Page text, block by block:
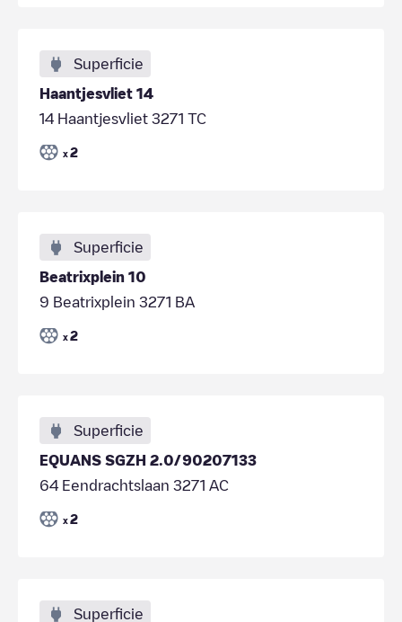
Superficie
Haantjesvliet 14
14 Haantjesvliet 3271 TC
x 2
Superficie
Beatrixplein 10
9 Beatrixplein 3271 BA
x 2
Superficie
EQUANS SGZH 2.0/90207133
64 Eendrachtslaan 3271 AC
x 2
Superficie